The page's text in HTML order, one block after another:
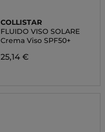
COLLISTAR
FLUIDO VISO SOLARE
Crema Viso SPF50+
25,14 €